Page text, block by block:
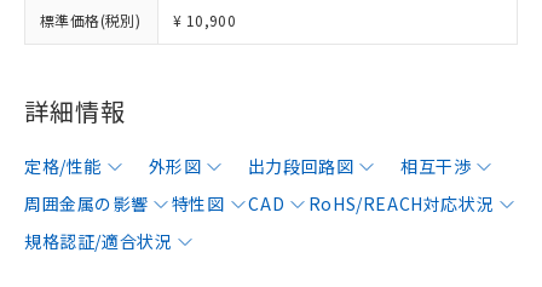
標準価格(税別) ¥ 10,900
詳細情報
定格/性能 外形図 出力段回路図
相互干渉
周囲金属の影響
特性図 CAD
RoHS/REACH対応状況
規格認証/適合状況